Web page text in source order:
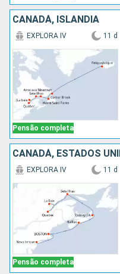
CANADÁ, ISLÂNDIA
Pensão completa
EXPLORA IV 11 d
CANADÁ, ESTADOS
Pensão completa
EXPLORA IV 11 d